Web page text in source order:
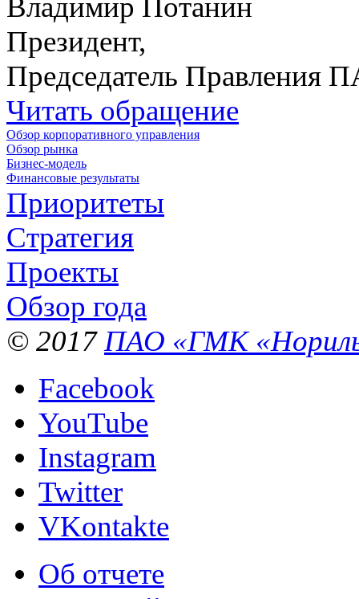
Президент,
Председатель Правления
Читать обращение
Обзор корпоративного управления
Обзор рынка
Бизнес-модель
Финансовые результаты
Приоритеты
Стратегия
Проекты
Обзор года
© 2017 ПАО «ГМК
Facebook
YouTube
Instagram
Twitter
VKontakte
Об отчете